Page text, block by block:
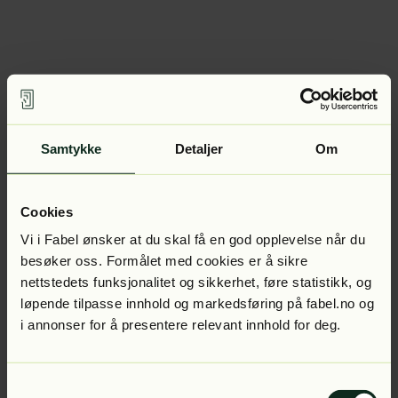
Samtykke Detaljer Om
Cookies
Vi i Fabel ønsker at du skal få en god opplevelse når du
besøker oss. Formålet med cookies er å sikre
nettstedets funksjonalitet og sikkerhet, føre statistikk, og
løpende tilpasse innhold og markedsføring på fabel.no og
i annonser for å presentere relevant innhold for deg.